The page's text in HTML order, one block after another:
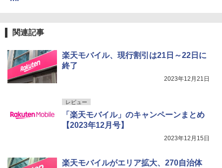
関連記事
楽天モバイル、現行割引は21日～22日に
終了
2023年12月21日
レビュー
「楽天モバイル」のキャンペーンまとめ
【2023年12月号】
2023年12月15日
楽天モバイルがエリア拡大、270自治体